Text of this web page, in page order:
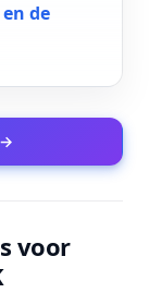
de
→
voor